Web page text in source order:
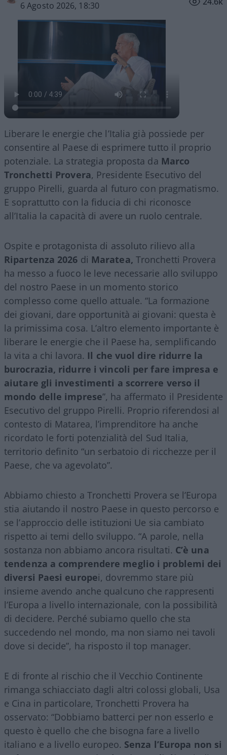
6 Agosto 2026, 18:30
Liberare le energie che l’Italia già possiede per
consentire al Paese di esprimere tutto il proprio
potenziale. La strategia proposta da Marco
Tronchetti Provera, Presidente Esecutivo del
gruppo Pirelli, guarda al futuro con pragmatismo.
E soprattutto con la fiducia di chi riconosce
all’Italia la capacità di avere un ruolo centrale.
Ospite e protagonista di assoluto rilievo alla
Ripartenza 2026 di Maratea, Tronchetti Provera
ha messo a fuoco le leve necessarie allo sviluppo
del nostro Paese in un momento storico
complesso come quello attuale. “La formazione
dei giovani, dare opportunità ai giovani: questa è
la primissima cosa. L’altro elemento importante è
liberare le energie che il Paese ha, semplificando
la vita a chi lavora. Il che vuol dire ridurre la
burocrazia, ridurre i vincoli per fare impresa e
aiutare gli investimenti a scorrere verso il
mondo delle imprese”, ha affermato il Presidente
Esecutivo del gruppo Pirelli. Proprio riferendosi al
contesto di Matarea, l’imprenditore ha anche
ricordato le forti potenzialità del Sud Italia,
territorio definito “un serbatoio di ricchezze per il
Paese, che va agevolato”.
Abbiamo chiesto a Tronchetti Provera se l’Europa
stia aiutando il nostro Paese in questo percorso e
se l’approccio delle istituzioni Ue sia cambiato
rispetto ai temi dello sviluppo. “A parole, nella
sostanza non abbiamo ancora risultati. C’è una
tendenza a comprendere meglio i problemi dei
diversi Paesi europei, dovremmo stare più
insieme avendo anche qualcuno che rappresenti
l’Europa a livello internazionale, con la possibilità
di decidere. Perché subiamo quello che sta
succedendo nel mondo, ma non siamo nei tavoli
dove si decide”, ha risposto il top manager.
E di fronte al rischio che il Vecchio Continente
rimanga schiacciato dagli altri colossi globali, Usa
e Cina in particolare, Tronchetti Provera ha
osservato: “Dobbiamo batterci per non esserlo e
questo è quello che che bisogna fare a livello
italiano e a livello europeo. Senza l’Europa non si